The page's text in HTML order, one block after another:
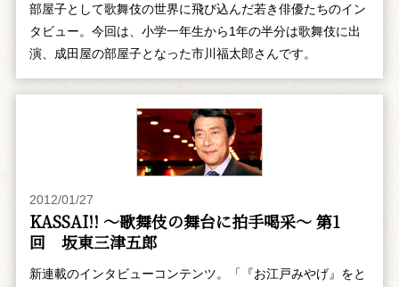
部屋子として歌舞伎の世界に飛び込んだ若き俳優たちのイン
タビュー。今回は、小学一年生から1年の半分は歌舞伎に出
演、成田屋の部屋子となった市川福太郎さんです。
2012/01/27
KASSAI!! ～歌舞伎の舞台に拍手喝采～ 第1
回 坂東三津五郎
新連載のインタビューコンテンツ。「『お江戸みやげ』をと